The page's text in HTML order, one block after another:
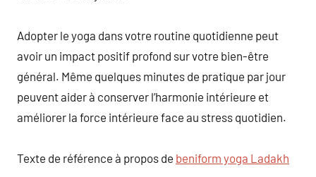
Adopter le yoga dans votre routine quotidienne peut
avoir un impact positif profond sur votre bien-être
général. Même quelques minutes de pratique par jour
peuvent aider à conserver l’harmonie intérieure et
améliorer la force intérieure face au stress quotidien.
Texte de référence à propos de beniform yoga Ladakh